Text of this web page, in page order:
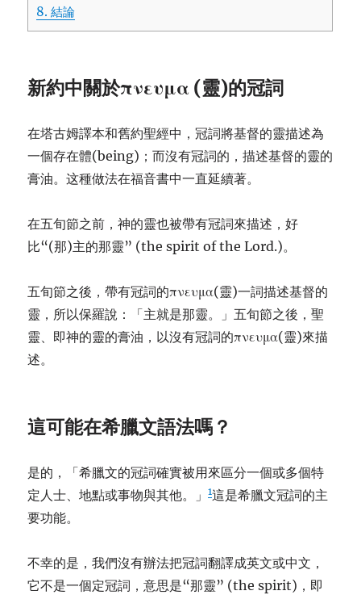
8. 結論
新約中關於πνευμα (靈)的冠詞
在塔古姆譯本和舊約聖經中，冠詞將基督的靈描述為
一個存在體(being)；而沒有冠詞的，描述基督的靈的
膏油。这種做法在福音書中一直延續著。
在五旬節之前，神的靈也被帶有冠詞來描述，好
比“(那)主的那靈” (the spirit of the Lord.)。
五旬節之後，帶有冠詞的πνευμα(靈)一詞描述基督的
靈，所以保羅說：「主就是那靈。」五旬節之後，聖
靈、即神的靈的膏油，以沒有冠詞的πνευμα(靈)來描
述。
這可能在希臘文語法嗎？
是的，「希臘文的冠詞確實被用來區分一個或多個特
定人士、地點或事物與其他。」1這是希臘文冠詞的主
要功能。
不幸的是，我們沒有辦法把冠詞翻譯成英文或中文，
它不是一個定冠詞，意思是“那靈” (the spirit)，即